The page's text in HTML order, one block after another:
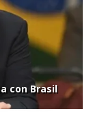
con Brasil